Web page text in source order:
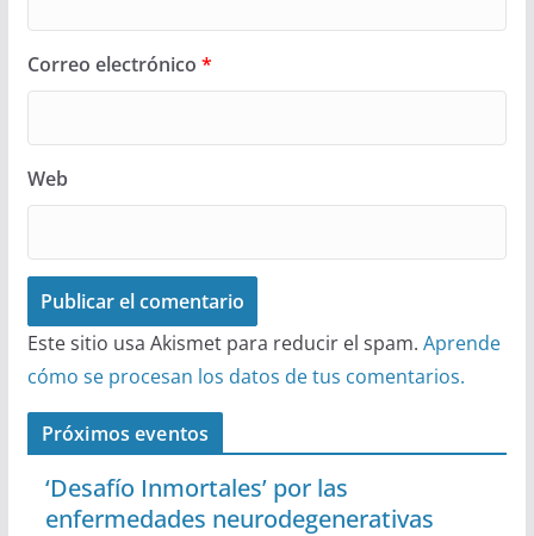
Correo electrónico *
Web
Este sitio usa Akismet para reducir el spam. Aprende
cómo se procesan los datos de tus comentarios.
Próximos eventos
‘Desafío Inmortales’ por las
enfermedades neurodegenerativas